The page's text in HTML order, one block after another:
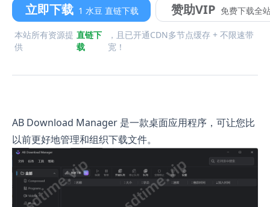
立即下载 1 水豆 直链下载 赞助VIP 免费下载全
本站所有资源提
供
直链下
载
，且已开通CDN多节点缓存 + 不限速带
宽！
AB Download Manager 是一款桌面应用程序，可让您比
以前更好地管理和组织下载文件。